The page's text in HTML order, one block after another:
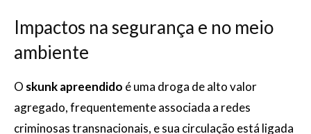
Impactos na segurança e no meio
ambiente
O skunk apreendido é uma droga de alto valor
agregado, frequentemente associada a redes
criminosas transnacionais, e sua circulação está ligada